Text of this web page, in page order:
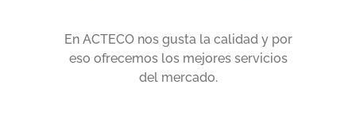
En ACTECO nos gusta la calidad y por
eso ofrecemos los mejores servicios
del mercado.